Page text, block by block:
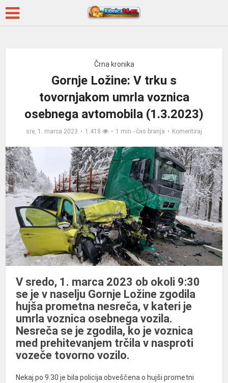
Črna kronika
Gornje Ložine: V trku s
tovornjakom umrla voznica
osebnega avtomobila (1.3.2023)
sre, 1. marca 2023 1.418 1 min - čas branja Komentiraj
V sredo, 1. marca 2023 ob okoli 9:30
se je v naselju Gornje Ložine zgodila
hujša prometna nesreča, v kateri je
umrla voznica osebnega vozila.
Nesreča se je zgodila, ko je voznica
med prehitevanjem trčila v nasproti
vozeče tovorno vozilo.
Nekaj po 9.30 je bila policija obveščena o hujši prometni